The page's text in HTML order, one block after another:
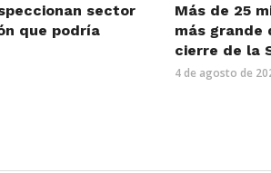
sector
que podría
Más de 25
más grande
cierre de la
4 de agosto de